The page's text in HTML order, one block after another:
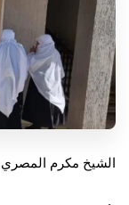
الشيخ مكرم المصري - 1- 6- 2023